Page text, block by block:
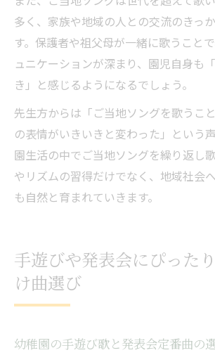
多く、家族や地域の人との交流のきっ
す。保護者や祖父母が一緒に歌うこと
ュニケーションが深まり、園児自身も
き」と感じるようになるでしょう。
先生方からは「ご当地ソングを歌うこ
の表情がいきいきと変わった」という
園生活の中でご当地ソングを繰り返し
やリズムの習得だけでなく、地域社会
も自然と育まれていきます。
手遊びや発表会にぴった
け曲選び
幼稚園の手遊び歌と発表会定番曲の